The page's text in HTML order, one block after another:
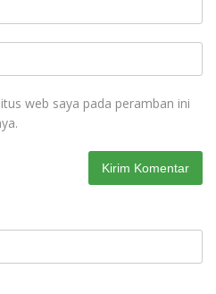
web saya pada peramban ini